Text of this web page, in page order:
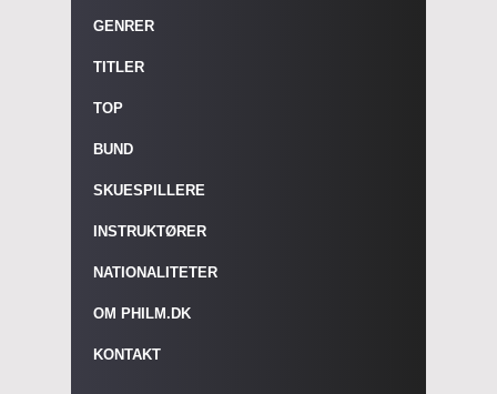
GENRER
TITLER
TOP
BUND
SKUESPILLERE
INSTRUKTØRER
NATIONALITETER
OM PHILM.DK
KONTAKT